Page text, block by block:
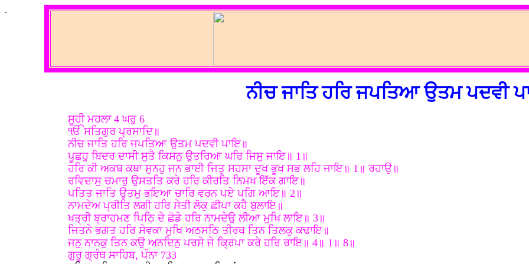
.
ਨੀਚ ਜਾਤਿ ਹਰਿ ਜਪਤਿਆ ਉਤਮ ਪਦਵੀ
ਸੂਹੀ ਮਹਲਾ 4 ਘਰੁ 6
ੴ ਸਤਿਗੁਰ ਪ੍ਰਸਾਦਿ॥
ਨੀਚ ਜਾਤਿ ਹਰਿ ਜਪਤਿਆ ਉਤਮ ਪਦਵੀ ਪਾਇ॥
ਪੂਛਹੁ ਬਿਦਰ ਦਾਸੀ ਸੁਤੈ ਕਿਸਨੁ ਉਤਰਿਆ ਘਰਿ ਜਿਸੁ ਜਾਇ॥ 1॥
ਹਰਿ ਕੀ ਅਕਥ ਕਥਾ ਸੁਨਹੁ ਜਨ ਭਾਈ ਜਿਤੁ ਸਹਸਾ ਦੂਖ ਭੂਖ ਸਭ ਲਹਿ ਜਾਇ॥ 1॥ ਰਹਾਉ॥
ਰਵਿਦਾਸੁ ਚਮਾਰੁ ਉਸਤਤਿ ਕਰੇ ਹਰਿ ਕੀਰਤਿ ਨਿਮਖ ਇੱਕ ਗਾਇ॥
ਪਤਿਤ ਜਾਤਿ ਉਤਮੁ ਭਇਆ ਚਾਰਿ ਵਰਨ ਪਏ ਪਗਿ ਆਇ॥ 2॥
ਨਾਮਦੇਅ ਪ੍ਰੀਤਿ ਲਗੀ ਹਰਿ ਸੇਤੀ ਲੋਕੁ ਛੀਪਾ ਕਹੈ ਬੁਲਾਇ॥
ਖਤ੍ਰੀ ਬ੍ਰਾਹਮਣ ਪਿਠਿ ਦੇ ਛੋਡੇ ਹਰਿ ਨਾਮਦੇਉ ਲੀਆ ਮੁਖਿ ਲਾਇ॥ 3॥
ਜਿਤਨੇ ਭਗਤ ਹਰਿ ਸੇਵਕਾ ਮੁਖਿ ਅਠਸਠਿ ਤੀਰਥ ਤਿਨ ਤਿਲਕੁ ਕਢਾਇ॥
ਜਨੁ ਨਾਨਕੁ ਤਿਨ ਕਉ ਅਨਦਿਨੁ ਪਰਸੇ ਜੇ ਕ੍ਰਿਪਾ ਕਰੇ ਹਰਿ ਰਾਇ॥ 4॥ 1॥ 8॥
ਗੁਰੂ ਗ੍ਰੰਥ ਸਾਹਿਬ, ਪੰਨਾ 733